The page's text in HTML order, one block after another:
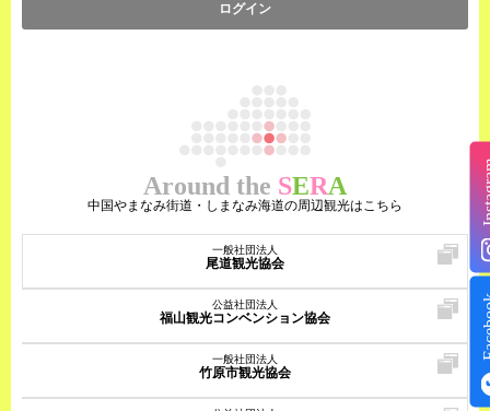
ログイン
Around the SERA
中国やまなみ街道・しまなみ海道の周辺観光はこちら
一般社団法人
尾道観光協会
公益社団法人
福山観光コンベンション協会
一般社団法人
竹原市観光協会